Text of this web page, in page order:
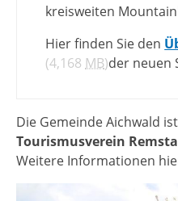
kreisweiten
Hier finden Sie den
(4,168 MB)der neuen
Die Gemeinde Aichwald
Tourismusverein
Weitere Informationen